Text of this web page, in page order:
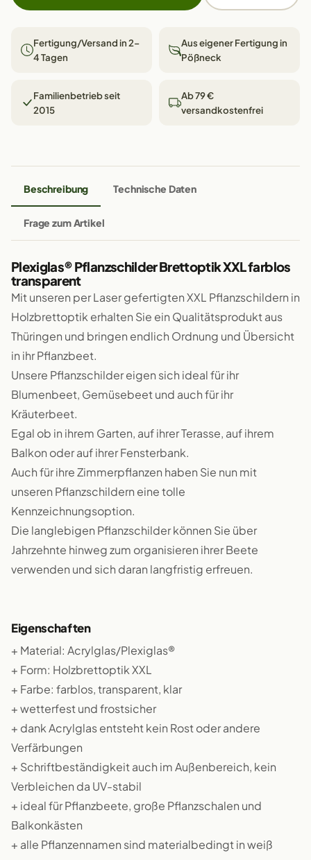
Fertigung/Versand in 2–
4 Tagen
Aus eigener Fertigung in
Pößneck
Familienbetrieb seit
2015
Ab 79 €
versandkostenfrei
Beschreibung Technische Daten
Frage zum Artikel
Plexiglas® Pflanzschilder Brettoptik XXL farblos
transparent
Mit unseren per Laser gefertigten XXL Pflanzschildern in
Holzbrettoptik erhalten Sie ein Qualitätsprodukt aus
Thüringen und bringen endlich Ordnung und Übersicht
in ihr Pflanzbeet.
Unsere Pflanzschilder eigen sich ideal für ihr
Blumenbeet, Gemüsebeet und auch für ihr
Kräuterbeet.
Egal ob in ihrem Garten, auf ihrer Terasse, auf ihrem
Balkon oder auf ihrer Fensterbank.
Auch für ihre Zimmerpflanzen haben Sie nun mit
unseren Pflanzschildern eine tolle
Kennzeichnungsoption.
Die langlebigen Pflanzschilder können Sie über
Jahrzehnte hinweg zum organisieren ihrer Beete
verwenden und sich daran langfristig erfreuen.
Eigenschaften
+ Material: Acrylglas/Plexiglas®
+ Form: Holzbrettoptik XXL
+ Farbe: farblos, transparent, klar
+ wetterfest und frostsicher
+ dank Acrylglas entsteht kein Rost oder andere
Verfärbungen
+ Schriftbeständigkeit auch im Außenbereich, kein
Verbleichen da UV-stabil
+ ideal für Pflanzbeete, große Pflanzschalen und
Balkonkästen
+ alle Pflanzennamen sind materialbedingt in weiß